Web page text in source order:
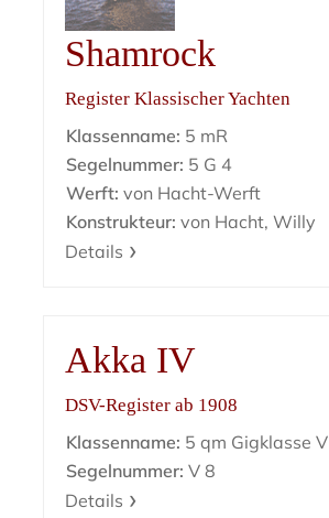
Shamrock
Register Klassischer Yachten
Klassenname: 5 mR
Segelnummer: 5 G 4
Werft: von Hacht-Werft
Konstrukteur: von Hacht, Willy
Details
Akka IV
DSV-Register ab 1908
Klassenname: 5 qm Gigklasse V
Segelnummer: V 8
Details